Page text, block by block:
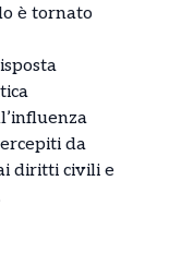
è tornato
da
diritti civili e